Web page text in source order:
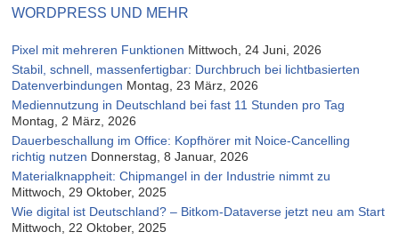
WORDPRESS UND MEHR
Pixel mit mehreren Funktionen Mittwoch, 24 Juni, 2026
Stabil, schnell, massenfertigbar: Durchbruch bei lichtbasierten
Datenverbindungen Montag, 23 März, 2026
Mediennutzung in Deutschland bei fast 11 Stunden pro Tag
Montag, 2 März, 2026
Dauerbeschallung im Office: Kopfhörer mit Noice-Cancelling
richtig nutzen Donnerstag, 8 Januar, 2026
Materialknappheit: Chipmangel in der Industrie nimmt zu
Mittwoch, 29 Oktober, 2025
Wie digital ist Deutschland? – Bitkom-Dataverse jetzt neu am Start
Mittwoch, 22 Oktober, 2025